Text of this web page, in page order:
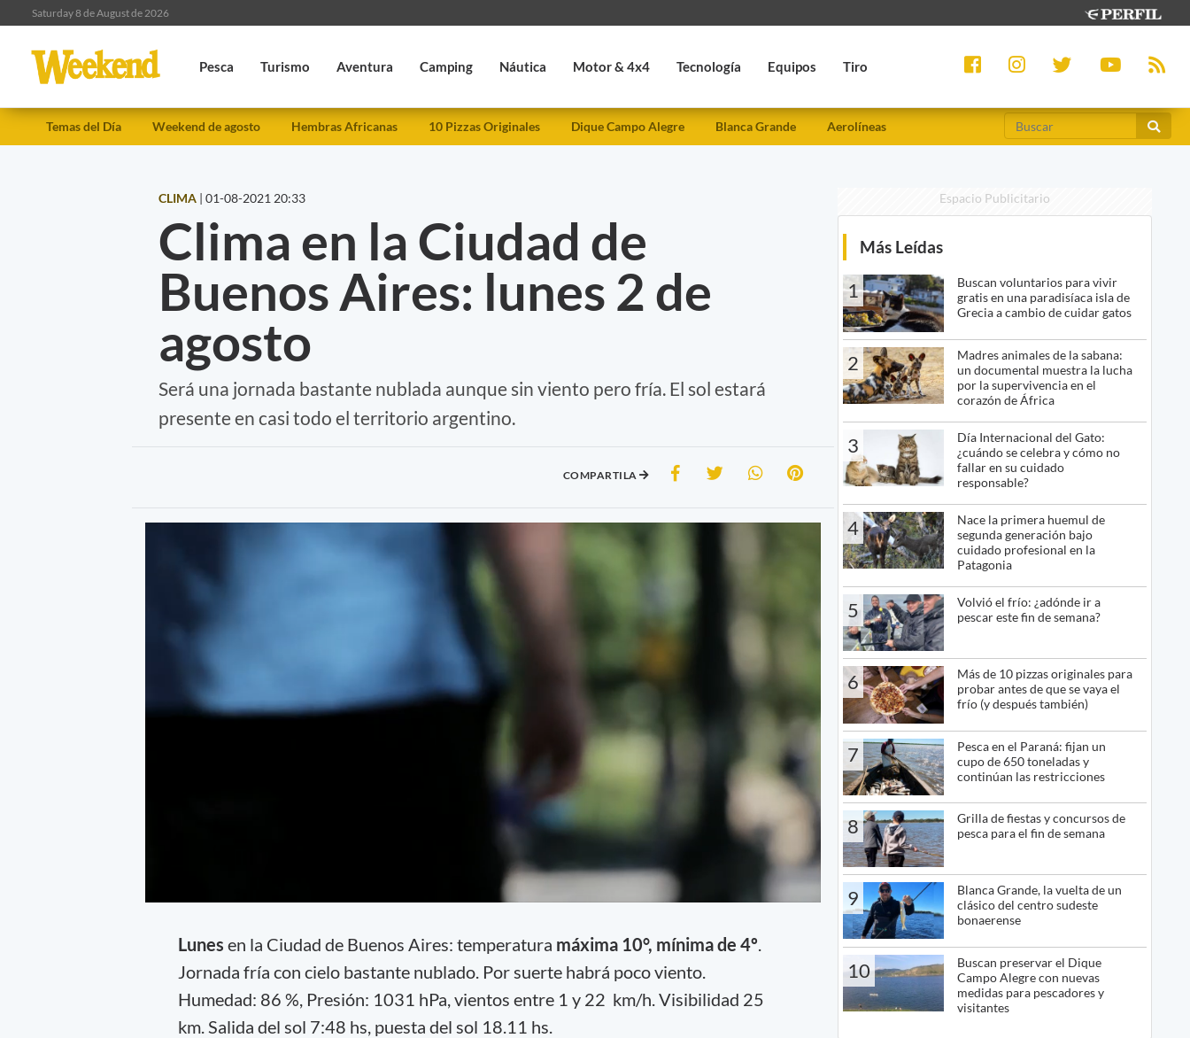
Saturday 8 de August de 2026
Pesca Turismo Aventura Camping Náutica Motor & 4x4 Tecnología Equipos Tiro
Temas del Día Weekend de agosto Hembras Africanas 10 Pizzas Originales Dique Campo Alegre Blanca Grande Aerolíneas
CLIMA | 01-08-2021 20:33
Clima en la Ciudad de
Buenos Aires: lunes 2 de
agosto
Será una jornada bastante nublada aunque sin viento pero fría. El sol estará
presente en casi todo el territorio argentino.
COMPARTILA
Lunes en la Ciudad de Buenos Aires: temperatura máxima 10°, mínima de 4º.
Jornada fría con cielo bastante nublado. Por suerte habrá poco viento.
Humedad: 86 %, Presión: 1031 hPa, vientos entre 1 y 22 km/h. Visibilidad 25
km. Salida del sol 7:48 hs, puesta del sol 18.11 hs.
Espacio Publicitario
Más Leídas
1
Buscan voluntarios para vivir
gratis en una paradisíaca isla de
Grecia a cambio de cuidar gatos
2
Madres animales de la sabana:
un documental muestra la lucha
por la supervivencia en el
corazón de África
3
Día Internacional del Gato:
¿cuándo se celebra y cómo no
fallar en su cuidado
responsable?
4
Nace la primera huemul de
segunda generación bajo
cuidado profesional en la
Patagonia
5
Volvió el frío: ¿adónde ir a
pescar este fin de semana?
6
Más de 10 pizzas originales para
probar antes de que se vaya el
frío (y después también)
7
Pesca en el Paraná: fijan un
cupo de 650 toneladas y
continúan las restricciones
8
Grilla de fiestas y concursos de
pesca para el fin de semana
9
Blanca Grande, la vuelta de un
clásico del centro sudeste
bonaerense
10
Buscan preservar el Dique
Campo Alegre con nuevas
medidas para pescadores y
visitantes